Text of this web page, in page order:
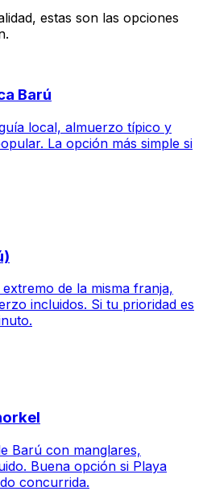
estas son las opciones
Barú
local, almuerzo típico y
La opción más simple si
de la misma franja,
incluidos. Si tu prioridad es
Barú con manglares,
Buena opción si Playa
concurrida.